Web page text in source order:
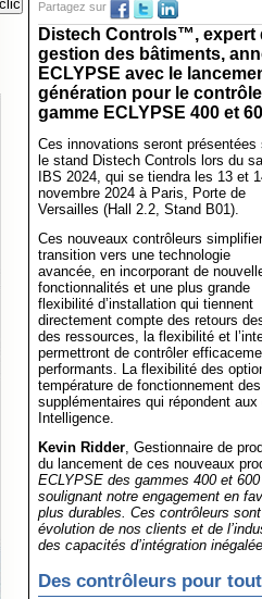
Partagez sur
Distech Controls™, expert
gestion des bâtiments,
ECLYPSE avec le
génération pour le
gamme ECLYPSE 400 et
Ces innovations seront présentées
le stand Distech Controls lors du
IBS 2024, qui se tiendra les 13 et
novembre 2024 à Paris, Porte de
Versailles (Hall 2.2, Stand B01).
Ces nouveaux contrôleurs
transition vers une technologie
avancée, en incorporant de
fonctionnalités et une plus grande
flexibilité d’installation qui tiennent
directement compte des retours
des ressources, la flexibilité et
permettront de contrôler
performants. La flexibilité des
température de fonctionnement
supplémentaires qui répondent
Intelligence.
Kevin Ridder, Gestionnaire de
du lancement de ces nouveaux
ECLYPSE des gammes 400 et
soulignant notre engagement en
plus durables. Ces contrôleurs
évolution de nos clients et de
des capacités d’intégration
Des contrôleurs pour